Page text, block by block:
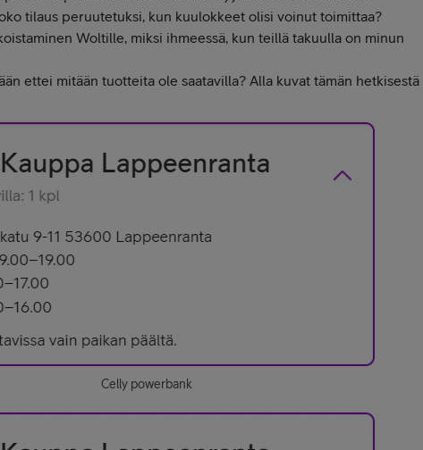
tilaus peruutetuksi, kun kuulokkeet olisi voinut toimittaa?
Woltille, miksi ihmeessä, kun teillä takuulla on minun
ettei mitään tuotteita ole saatavilla? Alla kuvat tämän hetkisestä
Celly powerbank